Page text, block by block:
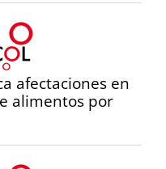
afectaciones en
alimentos por